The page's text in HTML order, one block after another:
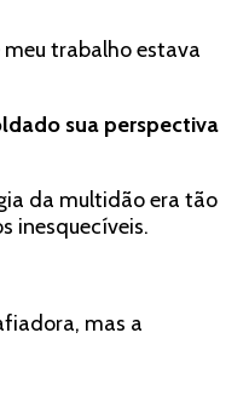
trabalho estava
sua perspectiva
da multidão era tão
inesquecíveis.
mas a